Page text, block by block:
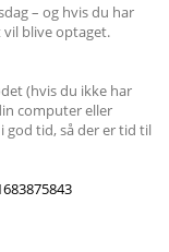
– og hvis du har
vil blive optaget.
(hvis du ikke har
computer eller
god tid, så der er tid til